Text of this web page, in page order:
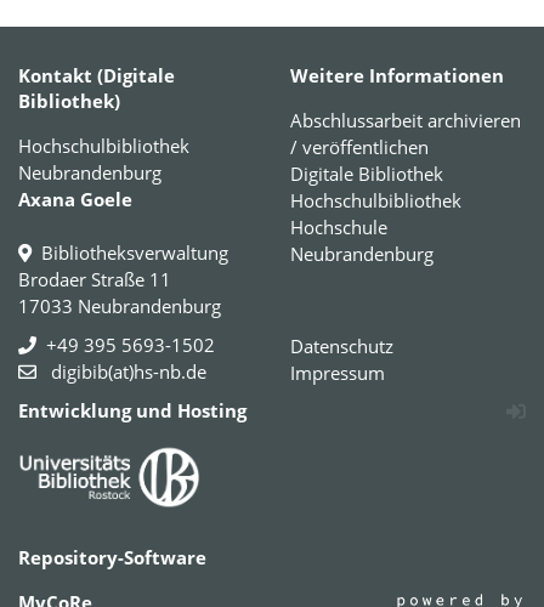
Kontakt (Digitale
Bibliothek)
Hochschulbibliothek
Neubrandenburg
Axana Goele
Bibliotheksverwaltung
Brodaer Straße 11
17033 Neubrandenburg
+49 395 5693-1502
digibib(at)hs-nb.de
Weitere Informationen
Abschlussarbeit archivieren
/ veröffentlichen
Digitale Bibliothek
Hochschulbibliothek
Hochschule
Neubrandenburg
Datenschutz
Impressum
Entwicklung und Hosting
Repository-Software